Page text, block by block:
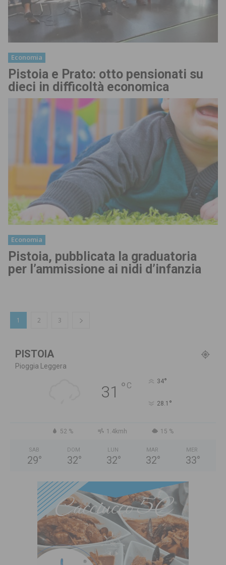
Economia
Pistoia e Prato: otto pensionati su
dieci in difficoltà economica
Economia
Pistoia, pubblicata la graduatoria
per l’ammissione ai nidi d’infanzia
1 2 3
PISTOIA
Pioggia Leggera
31 ° C 34°
28.1 °
52 % 1.4kmh 15 %
SAB
29°
DOM
32°
LUN
32°
MAR
32°
MER
33°